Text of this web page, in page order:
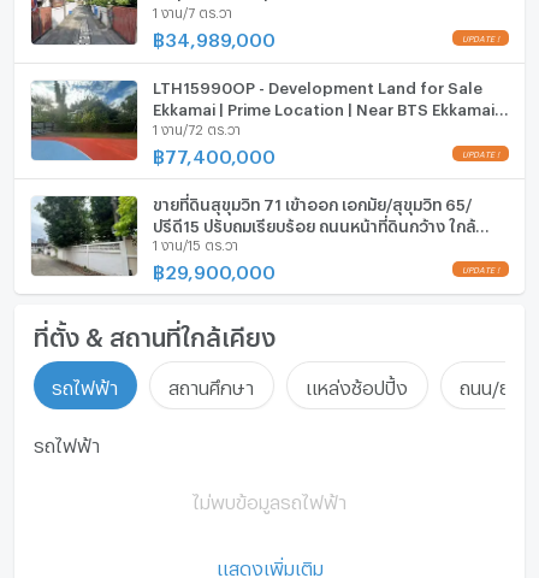
1 งาน/7 ตร.วา
฿34,989,000
LTH15990OP - Development Land for Sale
Ekkamai | Prime Location | Near BTS Ekkamai |
77.4 MB | ที่ดินเอกมัย ทำเลศักยภาพ ใกล้ BTS
เอกมัย
1 งาน/72 ตร.วา
฿77,400,000
ขายที่ดินสุขุมวิท 71 เข้าออก เอกมัย/สุขุมวิท 65/
ปรีดี15 ปรับถมเรียบร้อย ถนนหน้าที่ดินกว้าง ใกล้
BTS เอกมัย พระโขนง Land Sukhumvit
0879074045
1 งาน/15 ตร.วา
฿29,900,000
ที่ตั้ง & สถานที่ใกล้เคียง
รถไฟฟ้า สถานศึกษา แหล่งช้อปปิ้ง ถนน/ย่าน
รถไฟฟ้า
ไม่พบข้อมูลรถไฟฟ้า
แสดงเพิ่มเติม